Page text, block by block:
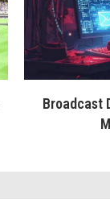
Broadcast